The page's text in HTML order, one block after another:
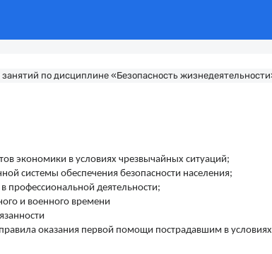
экономики в условиях чрезвычайных ситуаций;
системы обеспечения безопасности населения;
профессиональной деятельности;
и военного времени
оказания первой помощи пострадавшим в условиях